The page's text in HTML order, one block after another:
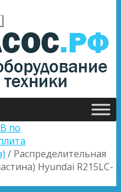
по
/ Распределительная
Hyundai R215LC-